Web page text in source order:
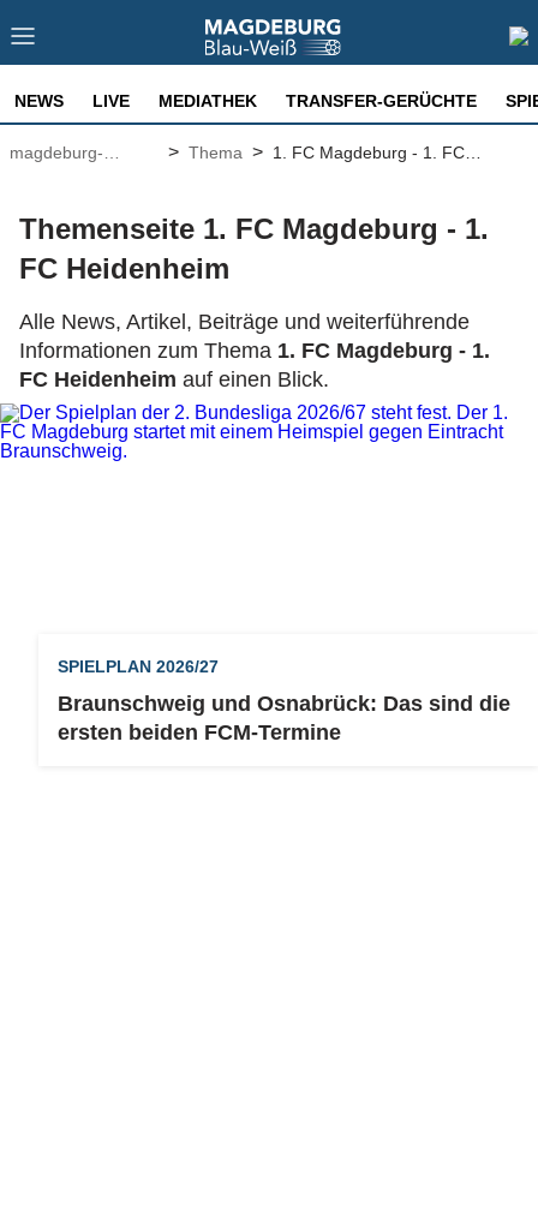
NEWS LIVE MEDIATHEK TRANSFER-GERÜCHTE
magdeburg-
> Thema > 1. FC Magdeburg - 1. FC
Themenseite 1. FC Magdeburg - 1.
FC Heidenheim
Alle News, Artikel, Beiträge und weiterführende
Informationen zum Thema 1. FC Magdeburg - 1.
FC Heidenheim auf einen Blick.
SPIELPLAN 2026/27
Braunschweig und Osnabrück: Das sind die
ersten beiden FCM-Termine